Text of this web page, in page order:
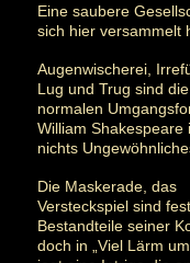
Eine saubere
sich hier versammelt
Augenwischerei,
Lug und Trug sind die
normalen
William Shakespeare
nichts
Die Maskerade, das
Versteckspiel sind
Bestandteile seiner
doch in „Viel Lärm